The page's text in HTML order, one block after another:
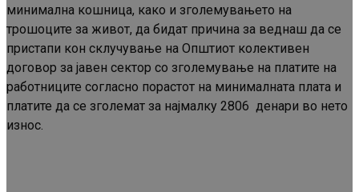
минимална кошница, како и зголемувањето на
трошоците за живот, да бидат причина за веднаш да се
пристапи кон склучување на Општиот колективен
договор за јавен сектор со зголемување на платите на
работниците согласно порастот на минималната плата и
платите да се зголемат за најмалку 2806 денари во нето
износ.